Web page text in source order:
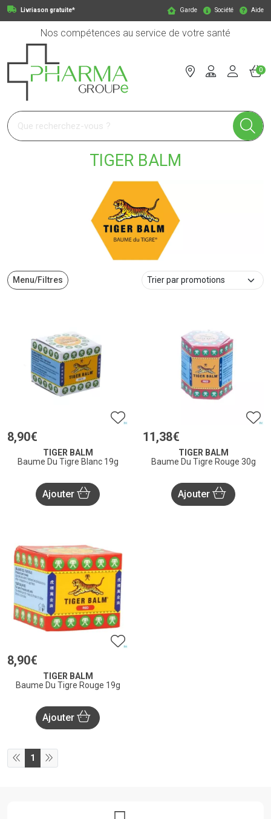
Livriason gratuite* Garde Société Aide
Nos compétences au service de votre santé
Pharmagroupe Votre pharmacie en ligne à votre service
0
TIGER BALM
Menu/Filtres
8,90€
TIGER BALM
Baume Du Tigre Blanc 19g
Ajouter
11 ,38€
TIGER BALM
Baume Du Tigre Rouge 30g
Ajouter
8,90€
TIGER BALM
Baume Du Tigre Rouge 19g
Ajouter
1